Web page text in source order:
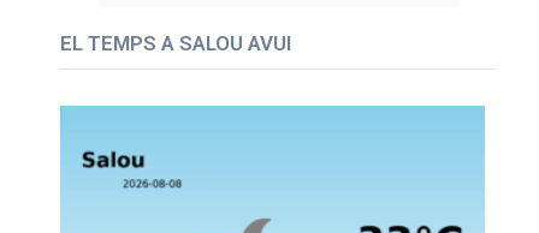
EL TEMPS A SALOU AVUI